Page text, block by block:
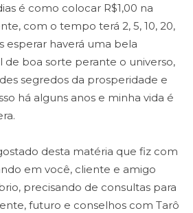
é como colocar R$1,00 na
com o tempo terá 2, 5, 10, 20,
esperar haverá uma bela
de boa sorte perante o universo,
segredos da prosperidade e
há alguns anos e minha vida é
desta matéria que fiz com
em você, cliente e amigo
precisando de consultas para
futuro e conselhos com Tarô